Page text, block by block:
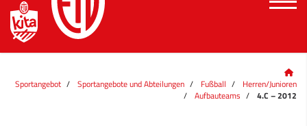
Sportangebot Sportangebote und Abteilungen Fußball
Herren/Junioren
Aufbauteams
4.C – 2012